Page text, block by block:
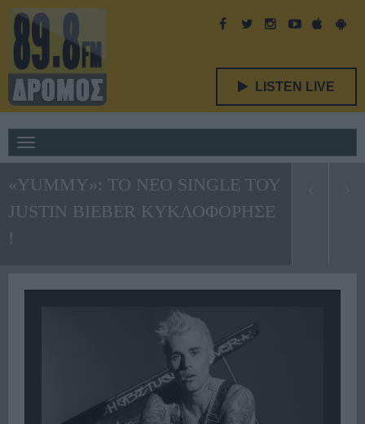
LISTEN LIVE
navigation
«YUMMY»: ΤΟ ΝΕΟ SINGLE ΤΟΥ
JUSTIN BIEBER ΚΥΚΛΟΦΟΡΗΣΕ
!